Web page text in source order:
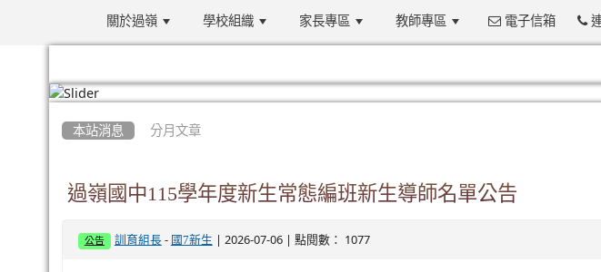
關於過嶺 學校組織 家長專區 教師專區 電子信箱
本站消息 分月文章
過嶺國中115學年度新生常態編班新生導師名單公告
公告 訓育組長- 國7新生 | 2026-07-06 | 點閱數： 1077